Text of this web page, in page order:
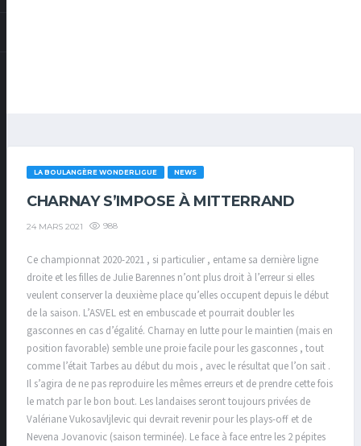
LA BOULANGÈRE WONDERLIGUE NEWS
CHARNAY S’IMPOSE À MITTERRAND
24 MARS 2021 988
Ce championnat 2020-2021 , si particulier , entame sa dernière ligne
droite et les filles de Julie Barennes n’ont plus droit à l’erreur si elles
veulent conserver la deuxième place qu’elles occupent depuis le début
de la saison. L’ASVEL est en embuscade et pourrait doubler les
gasconnes en cas d’égalité. Charnay en lutte pour le maintien (mais en
position favorable) semble une proie facile pour les gasconnes , tout
comme l’était Tarbes au début du mois , avec le résultat que l’on sait .
Il s’agira de ne pas reproduire les mêmes erreurs et de prendre cette fois
le match par le bon bout. Les landaises seront toujours privées de
Valériane Vukosavljlevic qui devrait revenir pour les plays-off et de
Nevena Jovanovic (saison terminée). Le face à face entre les 2 pépites